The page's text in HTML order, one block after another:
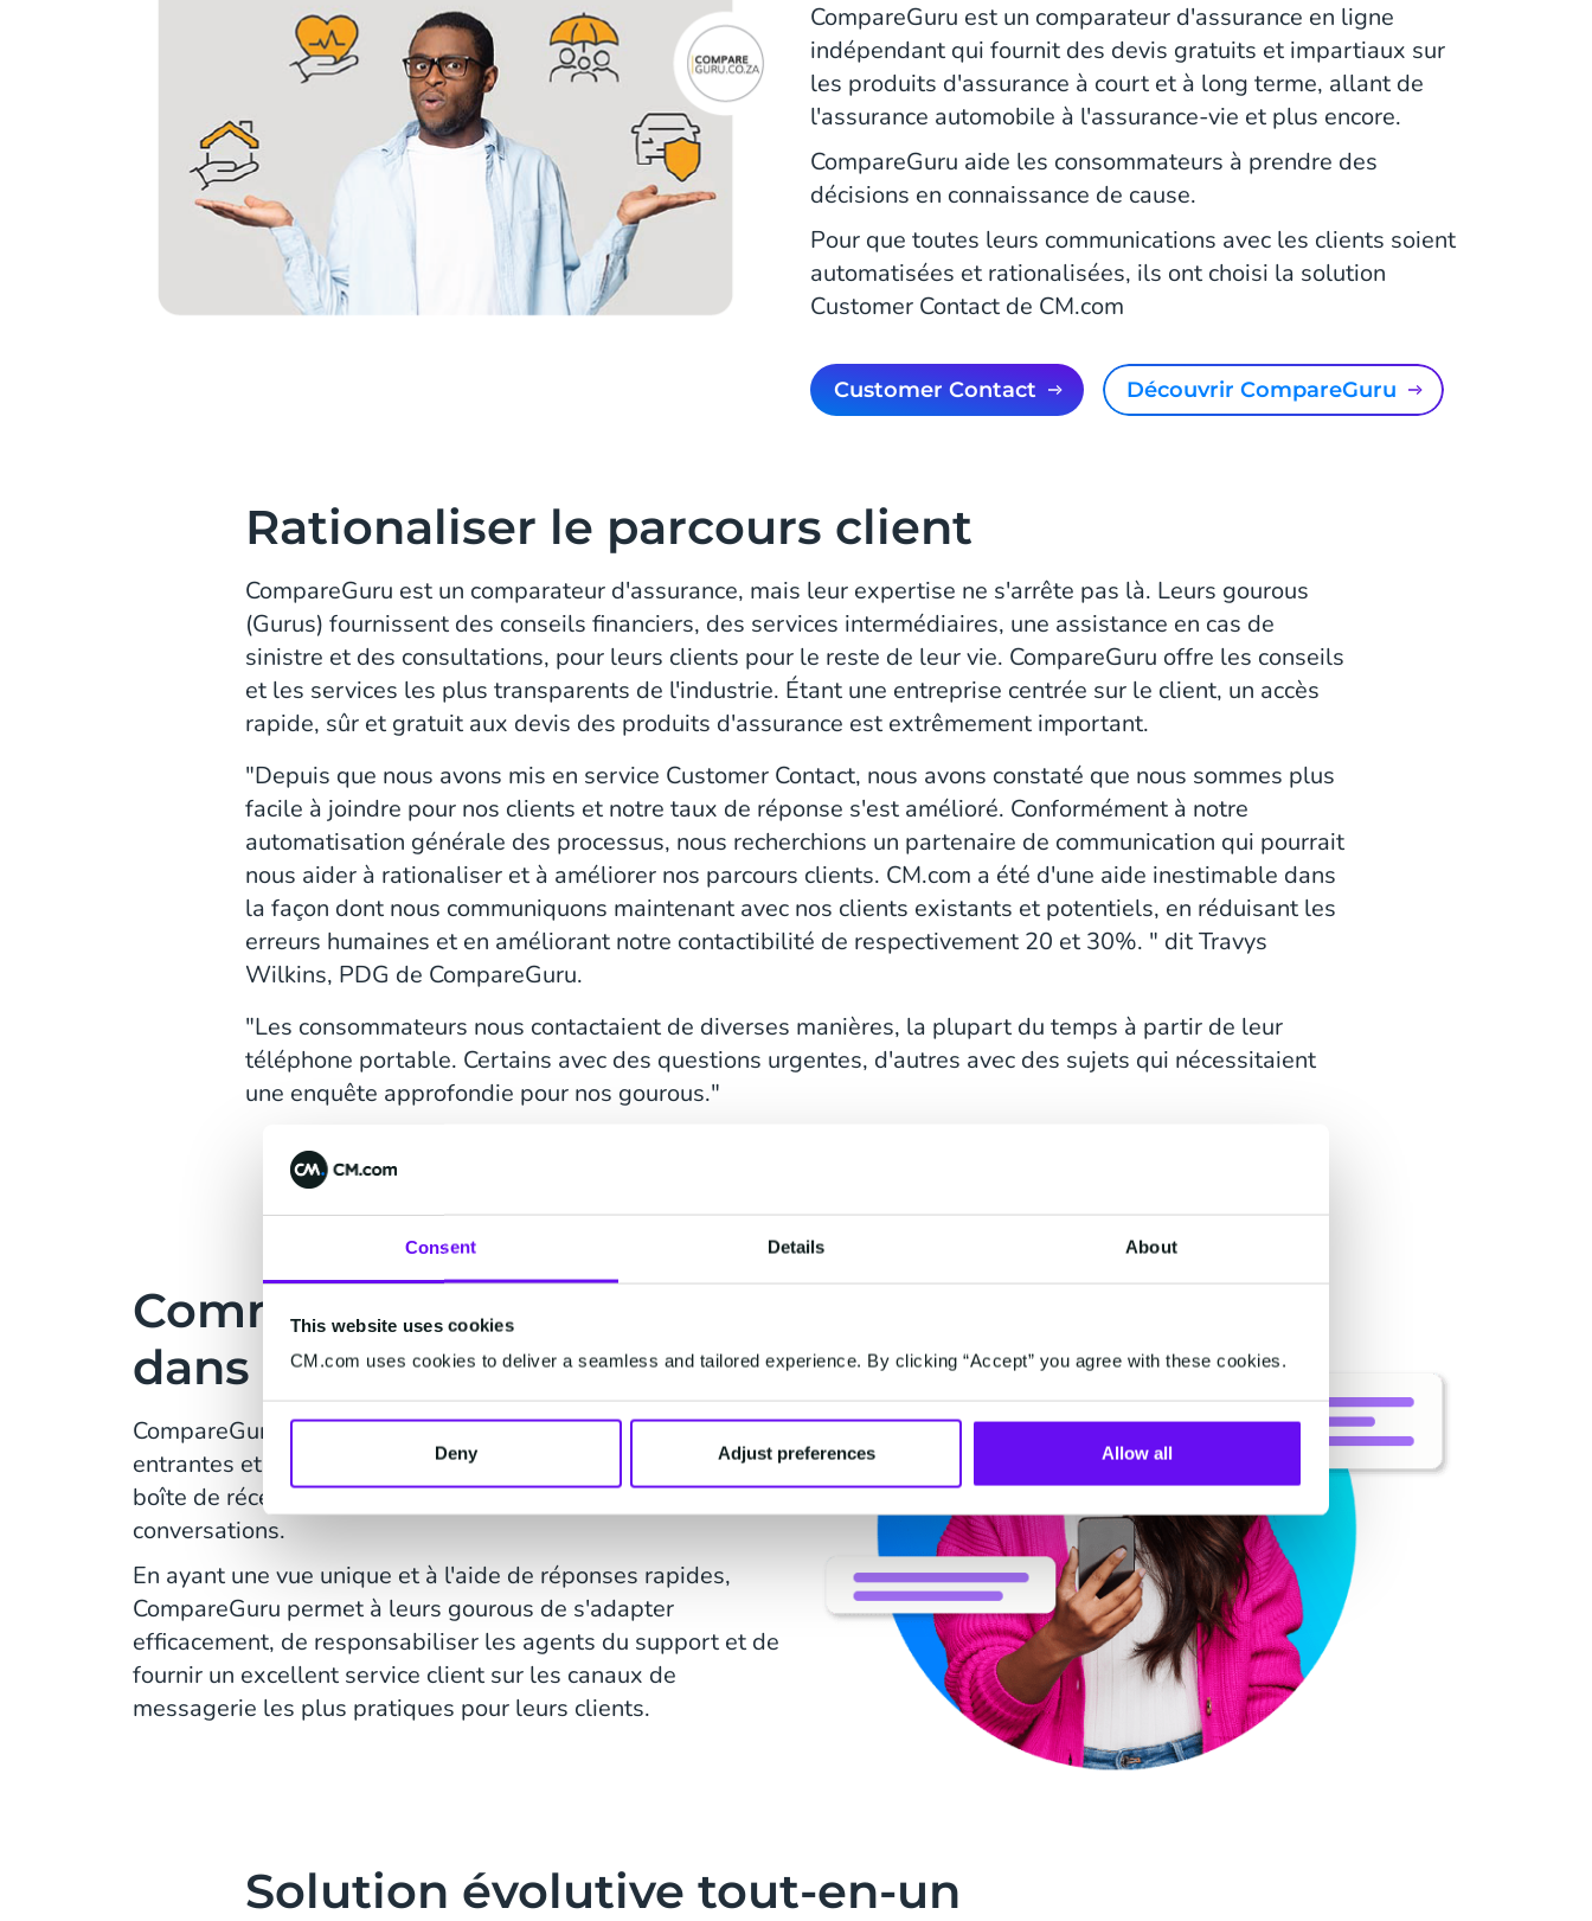
Consent Details About
This website uses cookies
CM.com uses cookies to deliver a seamless and tailored experience. By clicking “Accept” you agree with these cookies.
Deny Adjust preferences Allow all
CompareGuru est un comparateur d'assurance en ligne
indépendant qui fournit des devis gratuits et impartiaux sur
les produits d'assurance à court et à long terme, allant de
l'assurance automobile à l'assurance-vie et plus encore.
CompareGuru aide les consommateurs à prendre des
décisions en connaissance de cause.
Pour que toutes leurs communications avec les clients soient
automatisées et rationalisées, ils ont choisi la solution
Customer Contact de CM.com
Customer Contact découvrir CompareGuru
Rationaliser le parcours client
CompareGuru est un comparateur d'assurance, mais leur expertise ne s'arrête pas là. Leurs gourous
(Gurus) fournissent des conseils financiers, des services intermédiaires, une assistance en cas de
sinistre et des consultations, pour leurs clients pour le reste de leur vie. CompareGuru offre les conseils
et les services les plus transparents de l'industrie. Étant une entreprise centrée sur le client, un accès
rapide, sûr et gratuit aux devis des produits d'assurance est extrêmement important.
"Depuis que nous avons mis en service Customer Contact, nous avons constaté que nous sommes plus
facile à joindre pour nos clients et notre taux de réponse s'est amélioré. Conformément à notre
automatisation générale des processus, nous recherchions un partenaire de communication qui pourrait
nous aider à rationaliser et à améliorer nos parcours clients. CM.com a été d'une aide inestimable dans
la façon dont nous communiquons maintenant avec nos clients existants et potentiels, en réduisant les
erreurs humaines et en améliorant notre contactibilité de respectivement 20 et 30%. " dit Travys
Wilkins, PDG de CompareGuru.
"Les consommateurs nous contactaient de diverses manières, la plupart du temps à partir de leur
téléphone portable. Certains avec des questions urgentes, d'autres avec des sujets qui nécessitaient
une enquête approfondie pour nos gourous."
Communication efficace
dans une interface unique
CompareGuru avait besoin que toutes ses communications
entrantes et sortantes soient consolidées dans une seule
boîte de réception qui offre un aperçu détaillé de toutes les
conversations.
En ayant une vue unique et à l'aide de réponses rapides,
CompareGuru permet à leurs gourous de s'adapter
efficacement, de responsabiliser les agents du support et de
fournir un excellent service client sur les canaux de
messagerie les plus pratiques pour leurs clients.
Solution évolutive tout-en-un